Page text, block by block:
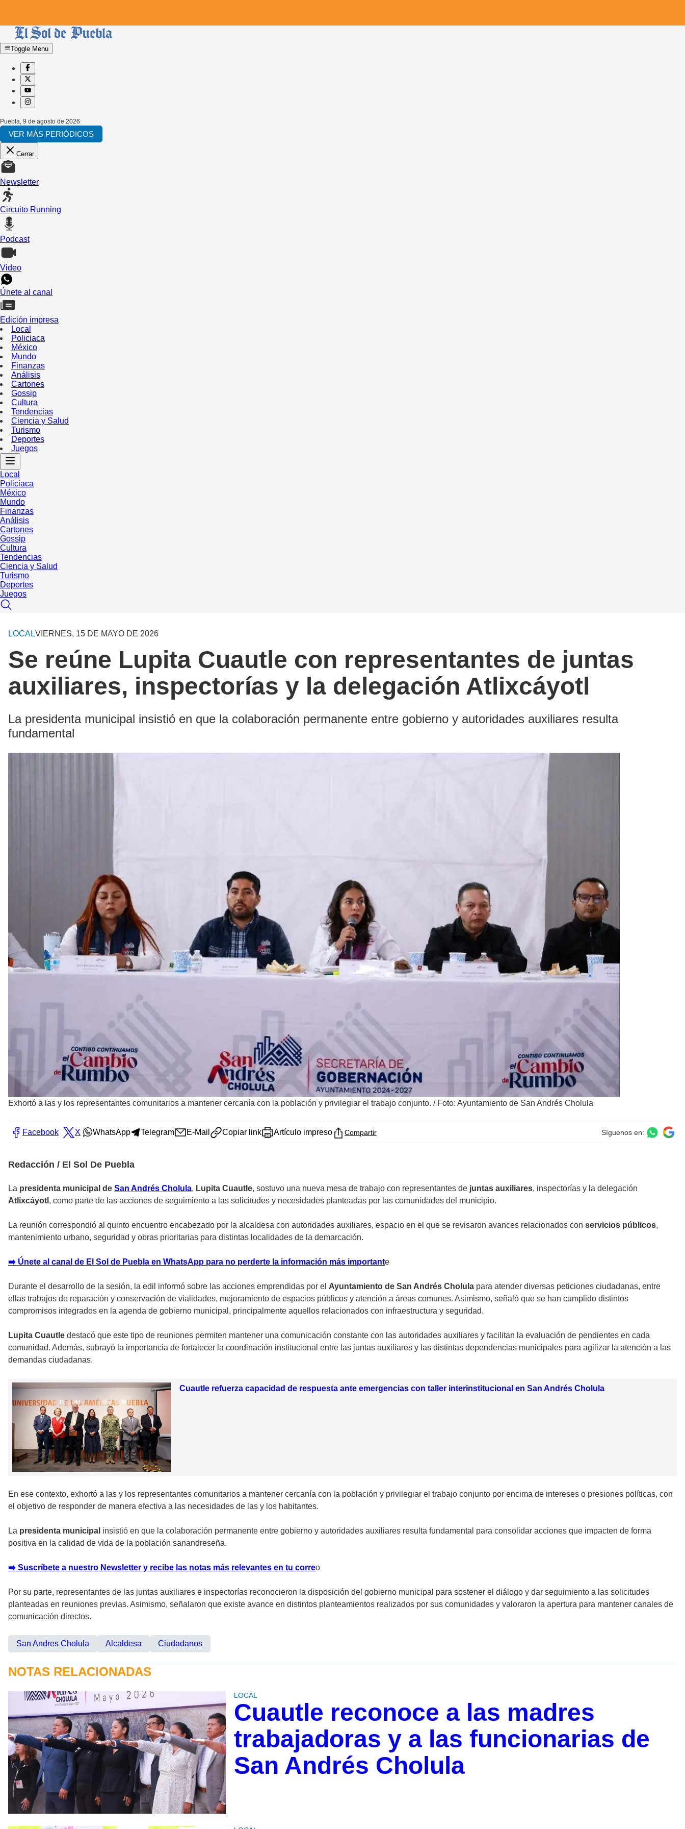
Toggle Menu
Puebla 9 de agosto de 2026
VER MÁS PERIÓDICOS
Cerrar
Newsletter
Circuito Running
Podcast
Video
Únete al canal
Edición impresa
Local
Policiaca
México
Mundo
Finanzas
Análisis
Cartones
Gossip
Cultura
Tendencias
Ciencia y Salud
Turismo
Deportes
Juegos
Local
Policiaca
México
Mundo
Finanzas
Análisis
Cartones
Gossip
Cultura
Tendencias
Ciencia y Salud
Turismo
Deportes
Juegos
LOCALVIERNES, 15 DE MAYO DE 2026
Se reúne Lupita Cuautle con representantes de juntas
auxiliares, inspectorías y la delegación Atlixcáyotl
La presidenta municipal insistió en que la colaboración permanente entre gobierno y autoridades auxiliares resulta
fundamental
Exhortó a las y los representantes comunitarios a mantener cercanía con la población y privilegiar el trabajo conjunto. / Foto: Ayuntamiento de San Andrés Cholula
Facebook X WhatsApp Telegram E-Mail Copiar link Artículo impreso Compartir Síguenos en:
Redacción / El Sol De Puebla
La presidenta municipal de San Andrés Cholula, Lupita Cuautle, sostuvo una nueva mesa de trabajo con representantes de juntas auxiliares, inspectorías y la delegación
Atlixcáyotl , como parte de las acciones de seguimiento a las solicitudes y necesidades planteadas por las comunidades del municipio.
La reunión correspondió al quinto encuentro encabezado por la alcaldesa con autoridades auxiliares, espacio en el que se revisaron avances relacionados con servicios públicos,
mantenimiento urbano, seguridad y obras prioritarias para distintas localidades de la demarcación.
➡️ Únete al canal de El Sol de Puebla en WhatsApp para no perderte la información más importante
Durante el desarrollo de la sesión, la edil informó sobre las acciones emprendidas por el Ayuntamiento de San Andrés Cholula para atender diversas peticiones ciudadanas, entre
ellas trabajos de reparación y conservación de vialidades, mejoramiento de espacios públicos y atención a áreas comunes. Asimismo, señaló que se han cumplido distintos
compromisos integrados en la agenda de gobierno municipal, principalmente aquellos relacionados con infraestructura y seguridad.
Lupita Cuautle destacó que este tipo de reuniones permiten mantener una comunicación constante con las autoridades auxiliares y facilitan la evaluación de pendientes en cada
comunidad. Además, subrayó la importancia de fortalecer la coordinación institucional entre las juntas auxiliares y las distintas dependencias municipales para agilizar la atención a las
demandas ciudadanas.
Cuautle refuerza capacidad de respuesta ante emergencias con taller interinstitucional en San Andrés Cholula
En ese contexto, exhortó a las y los representantes comunitarios a mantener cercanía con la población y privilegiar el trabajo conjunto por encima de intereses o presiones políticas, con
el objetivo de responder de manera efectiva a las necesidades de las y los habitantes.
La presidenta municipal insistió en que la colaboración permanente entre gobierno y autoridades auxiliares resulta fundamental para consolidar acciones que impacten de forma
positiva en la calidad de vida de la población sanandreseña.
➡️ Suscríbete a nuestro Newsletter y recibe las notas más relevantes en tu correo
Por su parte, representantes de las juntas auxiliares e inspectorías reconocieron la disposición del gobierno municipal para sostener el diálogo y dar seguimiento a las solicitudes
planteadas en reuniones previas. Asimismo, señalaron que existe avance en distintos planteamientos realizados por sus comunidades y valoraron la apertura para mantener canales de
comunicación directos.
San Andres Cholula Alcaldesa Ciudadanos
NOTAS RELACIONADAS
LOCAL
Cuautle reconoce a las madres
trabajadoras y a las funcionarias de
San Andrés Cholula